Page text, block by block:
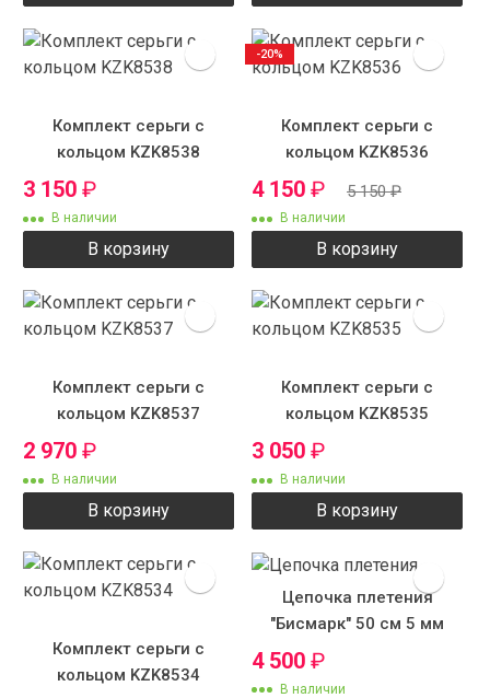
Комплект серьги с
кольцом KZK8538
3 150 ₽
В наличии
В корзину
Комплект серьги с
кольцом KZK8536
4 150 ₽ 5 150₽
В наличии
В корзину
-20%
Комплект серьги с
кольцом KZK8537
2 970 ₽
В наличии
В корзину
Комплект серьги с
кольцом KZK8535
3 050 ₽
В наличии
В корзину
Комплект серьги с
кольцом KZK8534
Цепочка плетения
"Бисмарк" 50 см 5 мм
4 500 ₽
В наличии